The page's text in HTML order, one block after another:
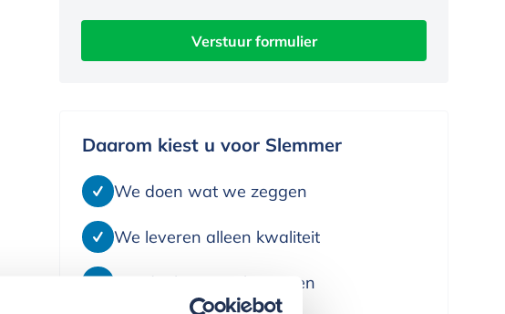
Daarom kiest u voor Slemmer
We doen wat we zeggen
We leveren alleen kwaliteit
We denken in oplossingen